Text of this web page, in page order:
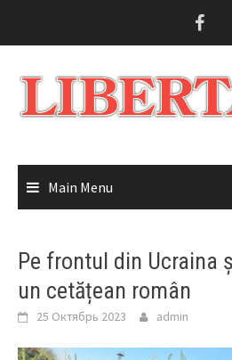
Main Menu
Pe frontul din Ucraina
un cetățean român
25 Октябрь 2023 admin